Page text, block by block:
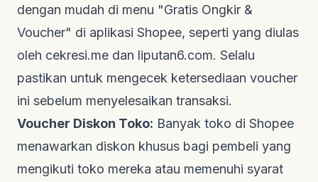
dengan mudah di menu "Gratis Ongkir &
Voucher" di aplikasi Shopee, seperti yang diulas
oleh cekresi.me dan liputan6.com. Selalu
pastikan untuk mengecek ketersediaan voucher
ini sebelum menyelesaikan transaksi.
Voucher Diskon Toko: Banyak toko di Shopee
menawarkan diskon khusus bagi pembeli yang
mengikuti toko mereka atau memenuhi syarat